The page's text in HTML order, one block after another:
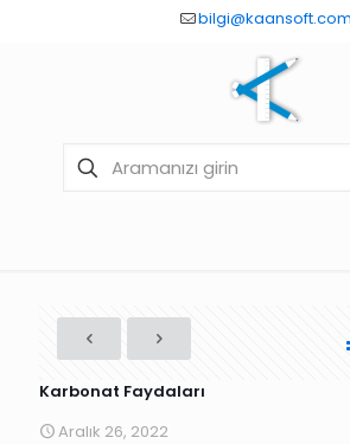
bilgi@kaansoft.com
Karbonat Faydaları
Aralık 26, 2022